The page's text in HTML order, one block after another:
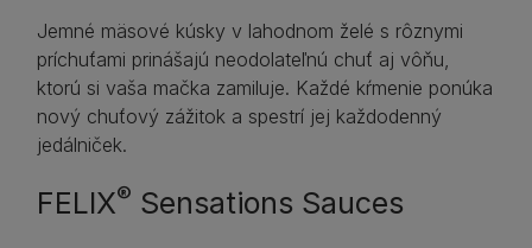
Jemné mäsové kúsky v lahodnom želé s rôznymi
príchuťami prinášajú neodolateľnú chuť aj vôňu,
ktorú si vaša mačka zamiluje. Každé kŕmenie ponúka
nový chuťový zážitok a spestrí jej každodenný
jedálniček.
FELIX® Sensations Sauces